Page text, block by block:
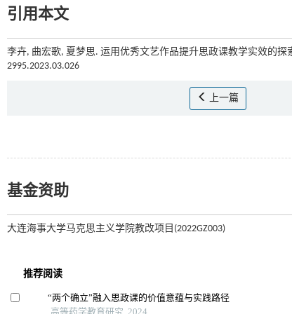
引用本文
李卉, 曲宏歌, 夏梦思. 运用优秀文艺作品提升思政课教学实效的探
2995.2023.03.026
上一篇
基金资助
大连海事大学马克思主义学院教改项目(2022GZ003)